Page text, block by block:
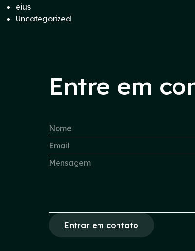
eius
Uncategorized
Entre em
Entrar em contato